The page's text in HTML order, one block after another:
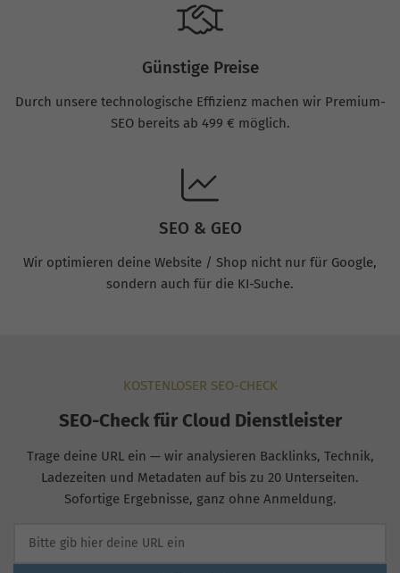
Günstige Preise
Durch unsere technologische Effizienz machen wir Premium-
SEO bereits ab 499 € möglich.
SEO & GEO
Wir optimieren deine Website / Shop nicht nur für Google,
sondern auch für die KI-Suche.
KOSTENLOSER SEO-CHECK
SEO-Check für Cloud Dienstleister
Trage deine URL ein — wir analysieren Backlinks, Technik,
Ladezeiten und Metadaten auf bis zu 20 Unterseiten.
Sofortige Ergebnisse, ganz ohne Anmeldung.